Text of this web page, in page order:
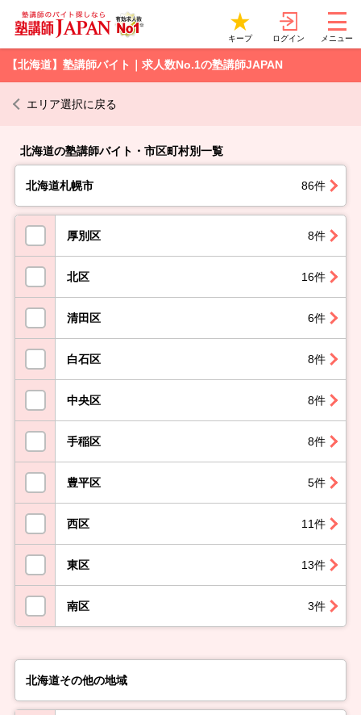
キープ ログイン メニュー
【北海道】塾講師バイト｜求人数No.1の塾講師JAPAN
エリア選択に戻る
北海道の塾講師バイト・市区町村別一覧
北海道札幌市 86件
厚別区 8件
北区 16件
清田区 6件
白石区 8件
中央区 8件
手稲区 8件
豊平区 5件
西区 11件
東区 13件
南区 3件
北海道その他の地域